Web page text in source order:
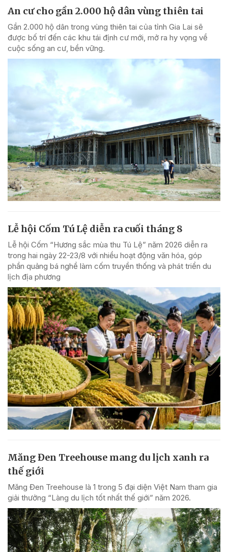
An cư cho gần 2.000 hộ dân vùng thiên tai
Gần 2.000 hộ dân trong vùng thiên tai của tỉnh Gia Lai sẽ
được bố trí đến các khu tái định cư mới, mở ra hy vọng về
cuộc sống an cư, bền vững.
Lễ hội Cốm Tú Lệ diễn ra cuối tháng 8
Lễ hội Cốm “Hương sắc mùa thu Tú Lệ” năm 2026 diễn ra
trong hai ngày 22-23/8 với nhiều hoạt động văn hóa, góp
phần quảng bá nghề làm cốm truyền thống và phát triển du
lịch địa phương
Măng Đen Treehouse mang du lịch xanh ra
thế giới
Măng Đen Treehouse là 1 trong 5 đại diện Việt Nam tham gia
giải thưởng “Làng du lịch tốt nhất thế giới” năm 2026.